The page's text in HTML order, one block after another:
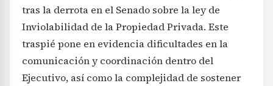
tras la derrota en el Senado sobre la ley de
Inviolabilidad de la Propiedad Privada. Este
traspié pone en evidencia dificultades en la
comunicación y coordinación dentro del
Ejecutivo, así como la complejidad de sostener